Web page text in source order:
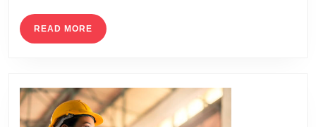
Gervais
READ MORE READ
MORE